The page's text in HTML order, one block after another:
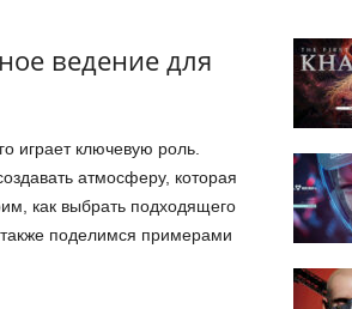
ведение для
играет ключевую роль.
атмосферу, которая
как выбрать подходящего
поделимся примерами